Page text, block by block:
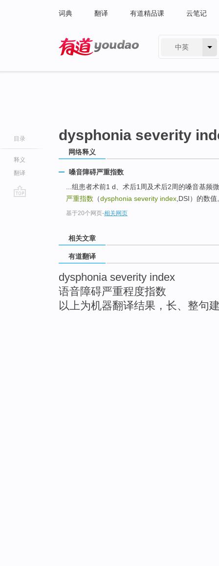
词典 翻译 有道精品课 云笔记
中英
目录
释义
翻译
dysphonia severity
网络释义
嗓音障碍严重指数
...组患者术前1 d、术后1周及术后2周的嗓音基频
严重指数 （dysphonia severity index ,DSI）的数
基于20个网页-相关网页
相关文章
有道翻译
dysphonia severity index
语音障碍严重程度指数
以上为机器翻译结果，长、整句